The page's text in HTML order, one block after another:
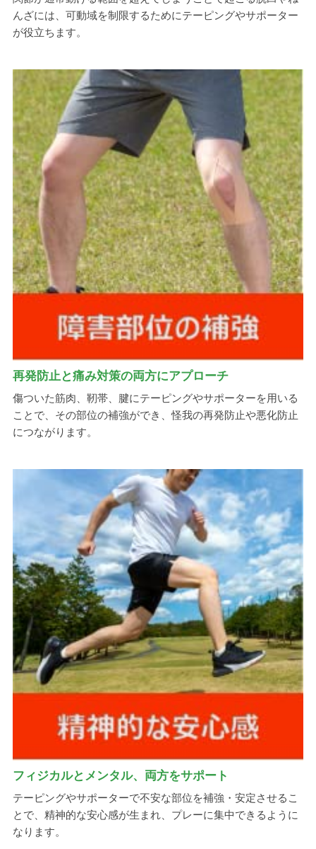
んざには、可動域を制限するためにテーピングやサポーター
が役立ちます。
再発防止と痛み対策の両方にアプローチ
傷ついた筋肉、靭帯、腱にテーピングやサポーターを用いる
ことで、その部位の補強ができ、怪我の再発防止や悪化防止
につながります。
フィジカルとメンタル、両方をサポート
テーピングやサポーターで不安な部位を補強・安定させるこ
とで、精神的な安心感が生まれ、プレーに集中できるように
なります。